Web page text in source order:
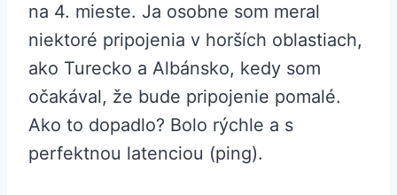
na 4. mieste. Ja osobne som meral
niektoré pripojenia v horších oblastiach,
ako Turecko a Albánsko, kedy som
očakával, že bude pripojenie pomalé.
Ako to dopadlo? Bolo rýchle a s
perfektnou latenciou (ping).